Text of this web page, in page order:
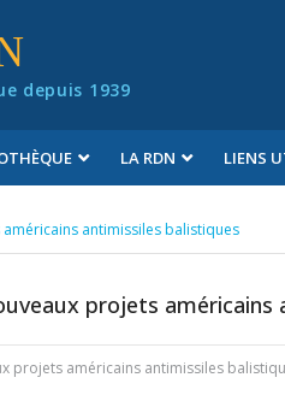
depuis 1939
LA RDN LIENS
antimissiles balistiques
projets américains
projets américains antimissiles